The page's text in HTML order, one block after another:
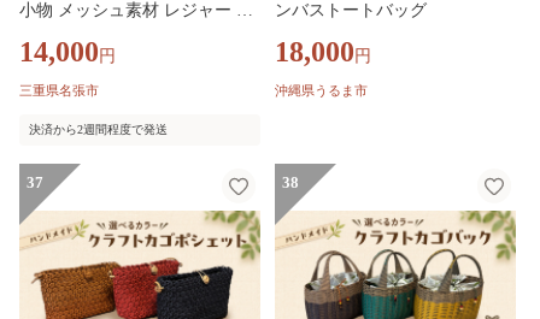
小物 メッシュ素材 レジャー ア
ム用品
14,000 円
三重県名張市
決済から2週間程度で発送
ンバストートバッグ
18,000 円
沖縄県うるま市
37 38